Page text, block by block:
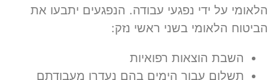
הלאומי על ידי נפגעי עבודה. הנפגעים יתבעו את
הביטוח הלאומי בשני ראשי נזק:
השבת הוצאות רפואיות
תשלום עבור הימים בהם נעדרו מעבודתם